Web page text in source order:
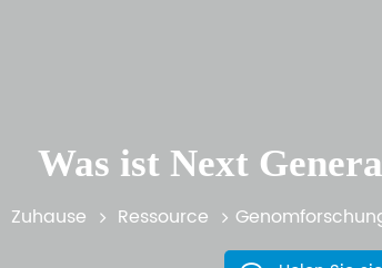
Was ist Next
Zuhause Ressource